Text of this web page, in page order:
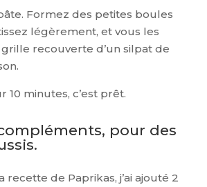
Formez des petites boules
légèrement, et vous les
recouverte d’un silpat de
10 minutes, c’est prêt.
pour des
recette de Paprikas, j’ai ajouté 2